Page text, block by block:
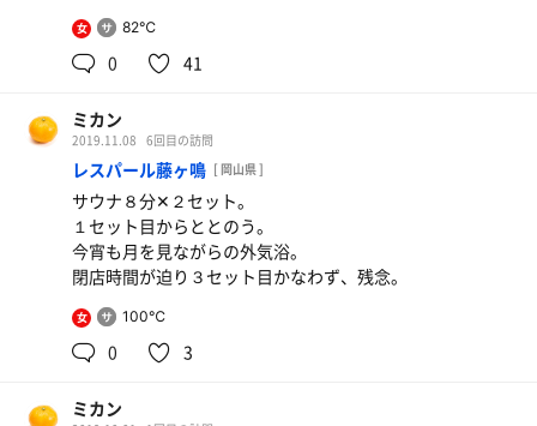
女 82℃
0 41
ミカン
2019.11.08 6回目の訪問
レスパール藤ヶ鳴 [ 岡山県 ]
サウナ８分✕２セット。
１セット目からととのう。
今宵も月を見ながらの外気浴。
閉店時間が迫り３セット目かなわず、残念。
女 100℃
0 3
ミカン